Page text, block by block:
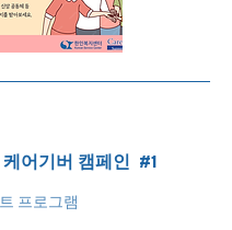
케어기버 캠페인 #1
프로그램